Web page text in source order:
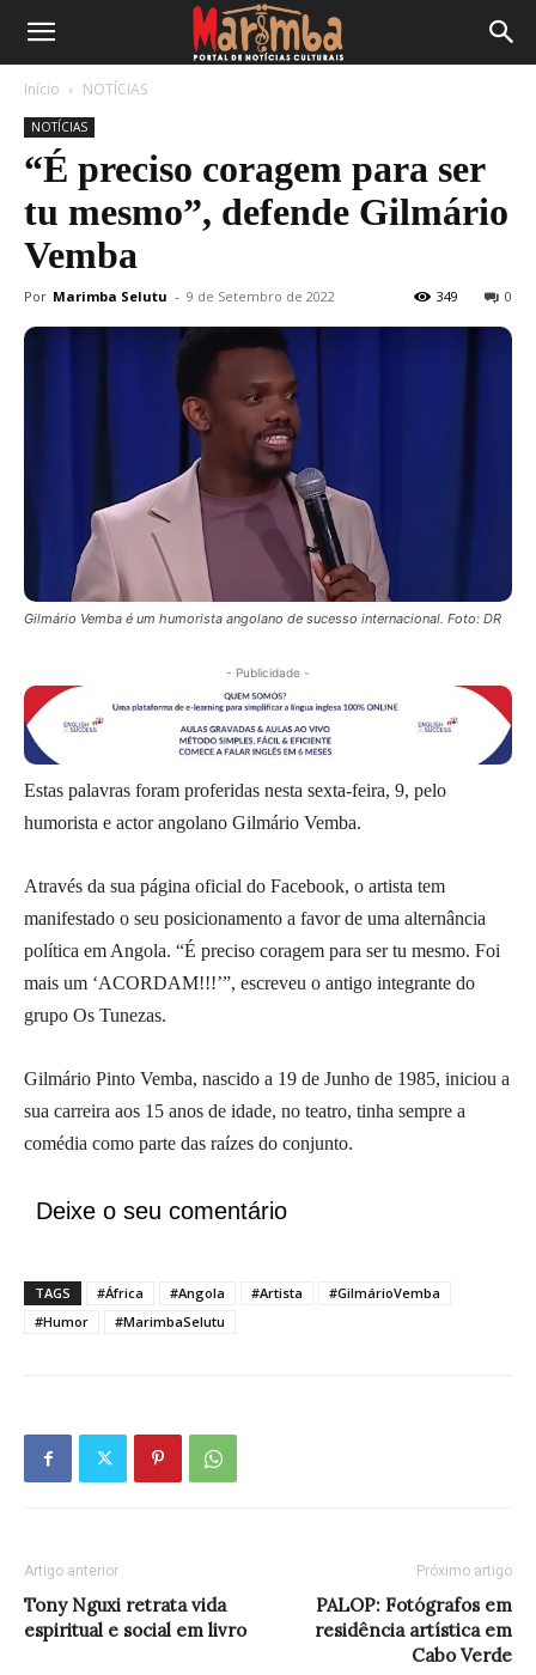
Início NOTÍCIAS
NOTÍCIAS
“É preciso coragem para ser
tu mesmo”, defende Gilmário
Vemba
Por Marimba Selutu - 9 de Setembro de 2022 0
349
Gilmário Vemba é um humorista angolano de sucesso internacional. Foto: DR
- Publicidade -
Estas palavras foram proferidas nesta sexta-feira, 9, pelo
humorista e actor angolano Gilmário Vemba.
Através da sua página oficial do Facebook, o artista tem
manifestado o seu posicionamento a favor de uma alternância
política em Angola. “É preciso coragem para ser tu mesmo. Foi
mais um ‘ACORDAM!!!’”, escreveu o antigo integrante do
grupo Os Tunezas.
Gilmário Pinto Vemba, nascido a 19 de Junho de 1985, iniciou a
sua carreira aos 15 anos de idade, no teatro, tinha sempre a
comédia como parte das raízes do conjunto.
Deixe o seu comentário
TAGS #África #Angola #Artista
#GilmárioVemba
#Humor
#MarimbaSelutu
Artigo anterior
Tony Nguxi retrata vida
espiritual e social em livro
Próximo artigo
PALOP: Fotógrafos em
residência artística em
Cabo Verde